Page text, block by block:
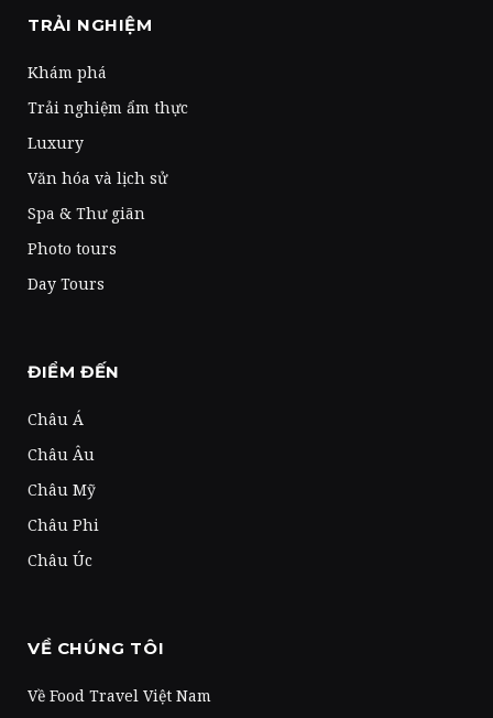
TRẢI NGHIỆM
Khám phá
Trải nghiệm ẩm thực
Luxury
Văn hóa và lịch sử
Spa & Thư giãn
Photo tours
Day Tours
ĐIỂM ĐẾN
Châu Á
Châu Âu
Châu Mỹ
Châu Phi
Châu Úc
VỀ CHÚNG TÔI
Về Food Travel Việt Nam